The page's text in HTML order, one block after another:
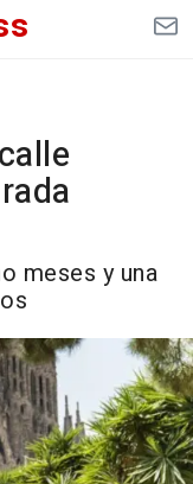
meses y una